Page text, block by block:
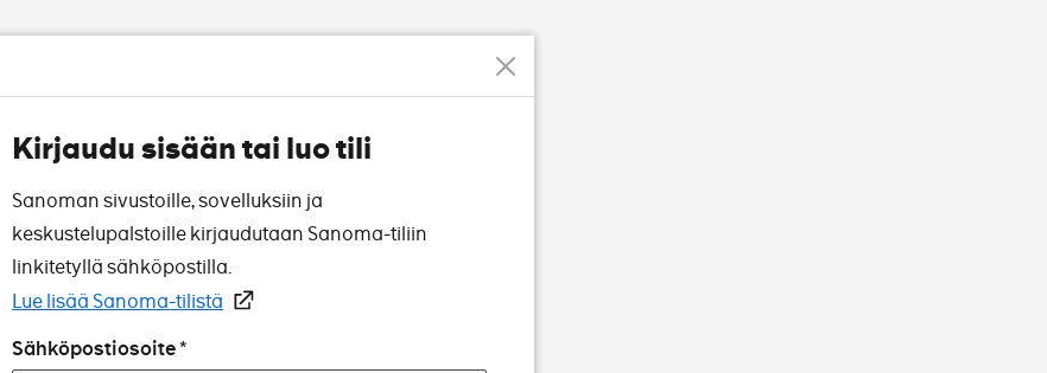
Kirjaudu sisään tai luo tili
Sanoman sivustoille, sovelluksiin ja
keskustelupalstoille kirjaudutaan Sanoma-tiliin
linkitetyllä sähköpostilla.
Lue lisää Sanoma-tilistä
Sähköpostiosoite